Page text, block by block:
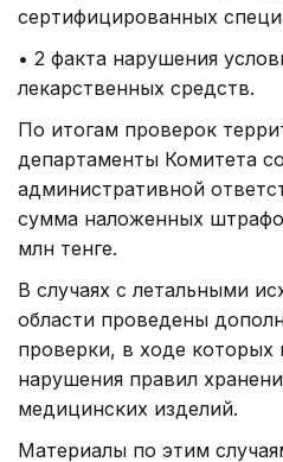
сертифицированных
• 2 факта нарушения
лекарственных средств.
По итогам проверок
департаменты Комитета
административной
сумма наложенных
млн тенге.
В случаях с летальными
области проведены
проверки, в ходе которых
нарушения правил
медицинских изделий.
Материалы по этим